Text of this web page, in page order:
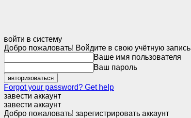
войти в систему
Добро пожаловать! Войдите в свою учётную запись
Ваше имя пользователя
Ваш пароль
Forgot your password? Get help
завести аккаунт
завести аккаунт
Добро пожаловать! зарегистрировать аккаунт